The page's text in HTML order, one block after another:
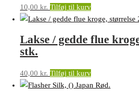
10,00 kr. Tilføj til kurv
Lakse / gedde flue
stk.
40,00 kr. Tilføj til kurv